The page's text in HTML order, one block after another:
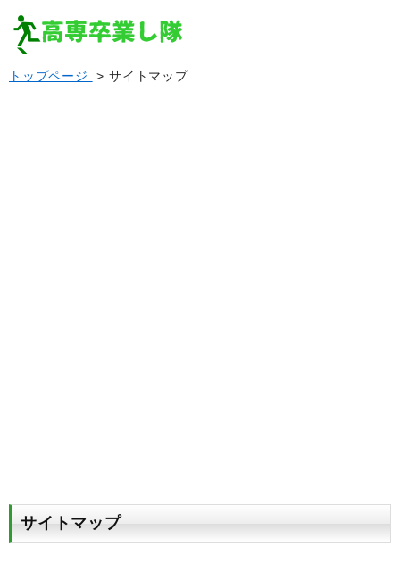
トップページ > サイトマップ
サイトマップ